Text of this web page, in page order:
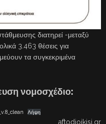
διατηρεί -μεταξύ
3.463 θέσεις για
τα συγκεκριμένα
νομοσχέδιο:
Λήψη
aftodioikisi.gr